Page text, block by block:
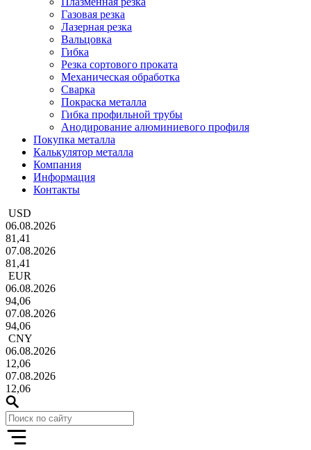
Газовая резка
Лазерная резка
Вальцовка
Гибка
Резка сортового проката
Механическая обработка
Сварка
Покраска металла
Гибка профильной трубы
Анодирование алюминиевого профиля
Покупка металла
Калькулятор металла
Компания
Информация
Контакты
USD
06.08.2026
81,41
07.08.2026
81,41
EUR
06.08.2026
94,06
07.08.2026
94,06
CNY
06.08.2026
12,06
07.08.2026
12,06